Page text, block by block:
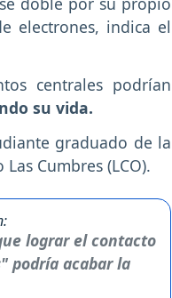
electrones, indica el
centrales podrían
su vida.
graduado de la
Cumbres (LCO).
lograr el contacto
podría acabar la